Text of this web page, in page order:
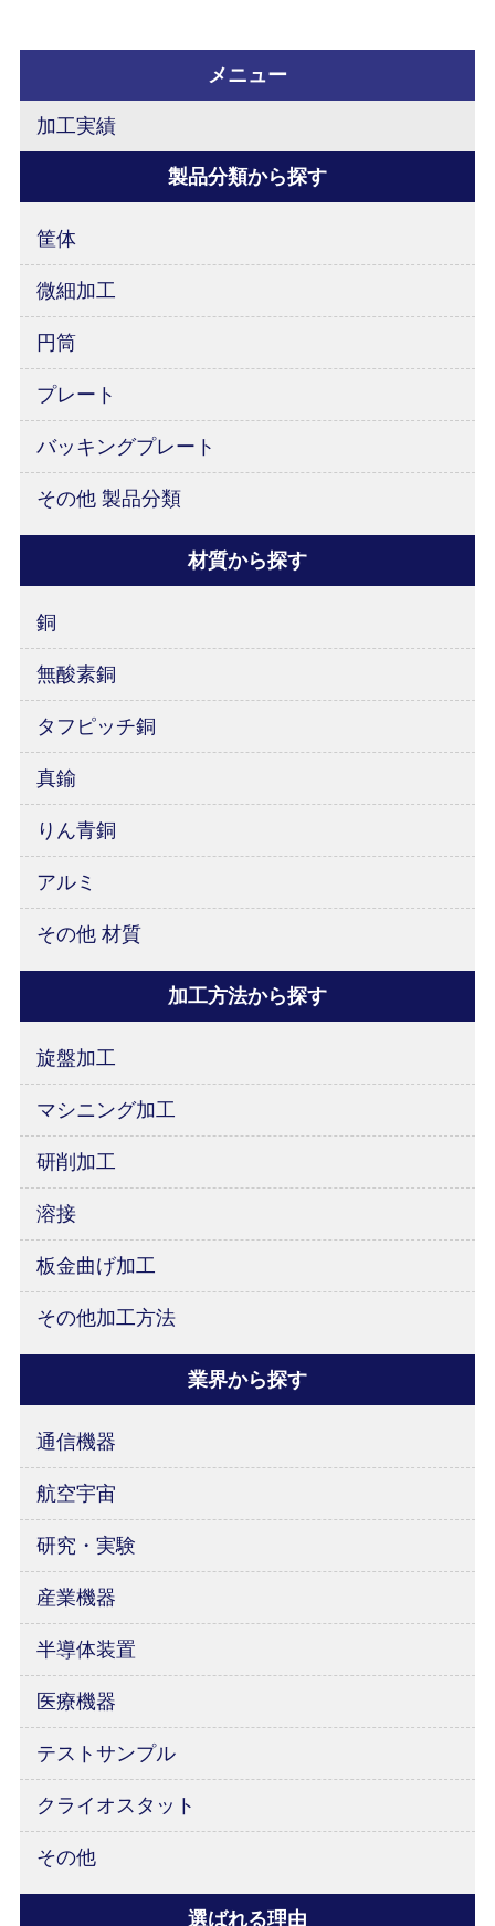
メニュー
加工実績
製品分類から探す
筐体
微細加工
円筒
プレート
バッキングプレート
その他 製品分類
材質から探す
銅
無酸素銅
タフピッチ銅
真鍮
りん青銅
アルミ
その他 材質
加工方法から探す
旋盤加工
マシニング加工
研削加工
溶接
板金曲げ加工
その他加工方法
業界から探す
通信機器
航空宇宙
研究・実験
産業機器
半導体装置
医療機器
テストサンプル
クライオスタット
その他
選ばれる理由